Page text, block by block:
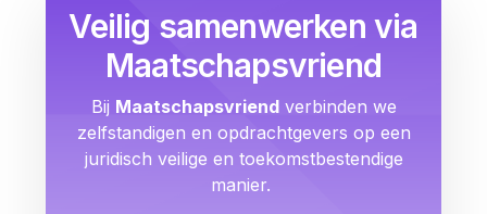
Veilig samenwerken via
Maatschapsvriend
Bij Maatschapsvriendverbinden we
zelfstandigen en opdrachtgevers op een
juridisch veilige en toekomstbestendige
manier.